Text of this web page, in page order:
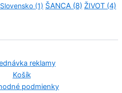
(1) ŠANCA (8) ŽIVOT (4)
reklamy
Košík
podmienky